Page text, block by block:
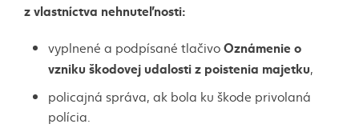
z vlastníctva nehnuteľnosti:
vyplnené a podpísané tlačivoOznámenie o
vzniku škodovej udalosti z poistenia majetku,
policajná správa, ak bola ku škode privolaná
polícia.